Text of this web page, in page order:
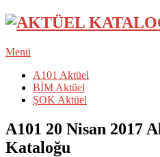
Menü
A101 Aktüel
BİM Aktüel
ŞOK Aktüel
A101 20 Nisan 2017
Kataloğu